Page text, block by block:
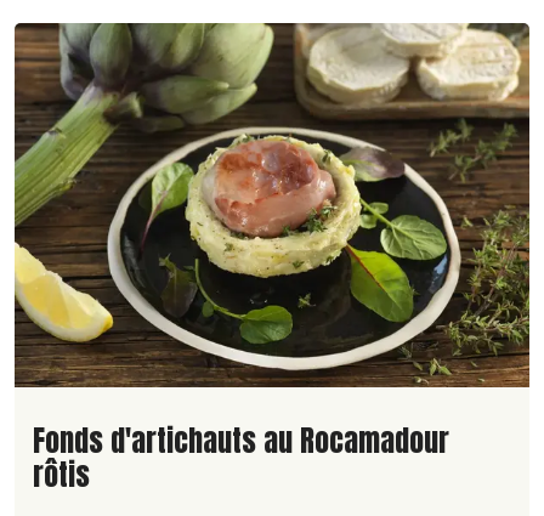
Lire la suite de la recette
Fonds d'artichauts au Rocamadour
rôtis